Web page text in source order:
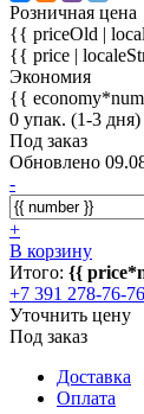
Розничная цена
{{ priceOld |
{{ price |
Экономия
{{
0 упак. (1-3 дня)
Под заказ
Обновлено
-
+
В корзину
Итого: {{
+7 391 278-76-76
Уточнить цену
Под заказ
Доставка
Оплата